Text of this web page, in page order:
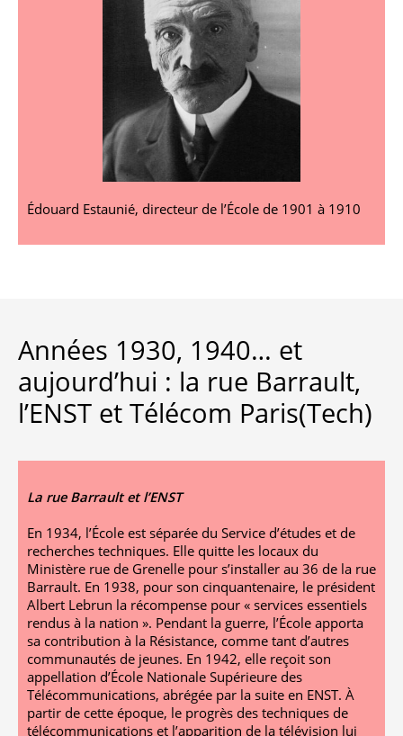
Édouard Estaunié, directeur de l’École de 1901 à 1910
Années 1930, 1940… et
aujourd’hui : la rue Barrault,
l’ENST et Télécom Paris(Tech)
La rue Barrault et l’ENST
En 1934, l’École est séparée du Service d’études et de
recherches techniques. Elle quitte les locaux du
Ministère rue de Grenelle pour s’installer au 36 de la rue
Barrault. En 1938, pour son cinquantenaire, le président
Albert Lebrun la récompense pour « services essentiels
rendus à la nation ». Pendant la guerre, l’École apporta
sa contribution à la Résistance, comme tant d’autres
communautés de jeunes. En 1942, elle reçoit son
appellation d’École Nationale Supérieure des
Télécommunications, abrégée par la suite en ENST. À
partir de cette époque, le progrès des techniques de
télécommunications et l’apparition de la télévision lui